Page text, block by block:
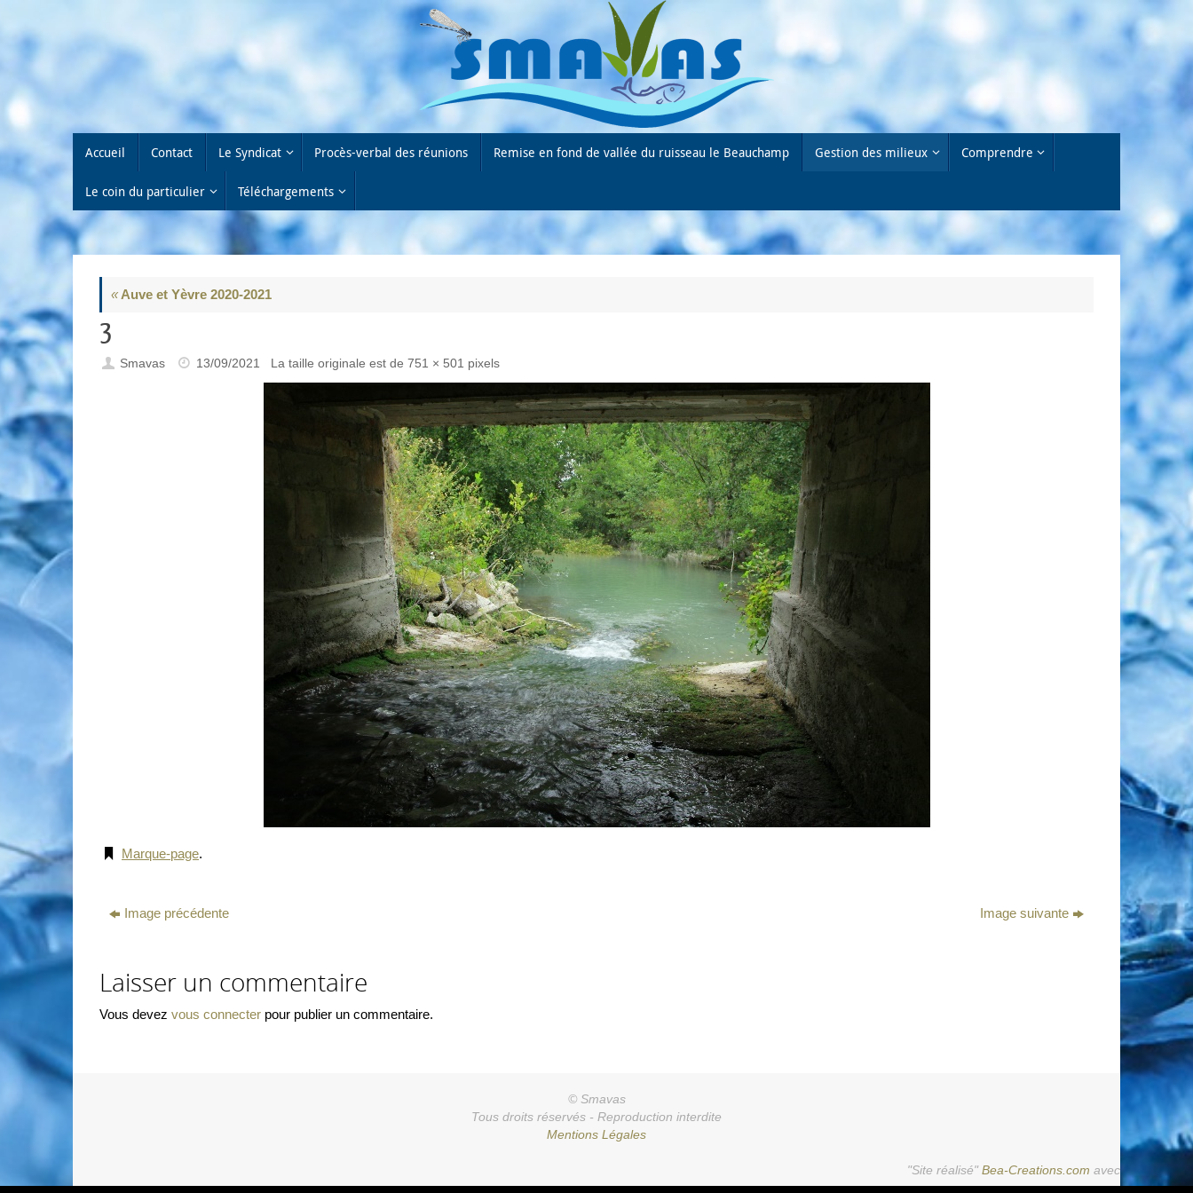
auAccueil Contact Le Syndicat Procès-verbal des réunions Remise en fond de vallée du ruisseau le Beauchamp Gestion des milieux Comprendre
Le coin du particulier Téléchargements
« Auve et Yèvre 2020-2021
3
Smavas 13/09/2021 La taille originale est de751 × 501 pixels
Marque-page.
Image précédente Image suivante
Laisser un commentaire
Vous devez vous connecter pour publier un commentaire.
© Smavas
Tous droits réservés - Reproduction interdite
Mentions Légales
"Site réalisé" Bea-Creations.com avec